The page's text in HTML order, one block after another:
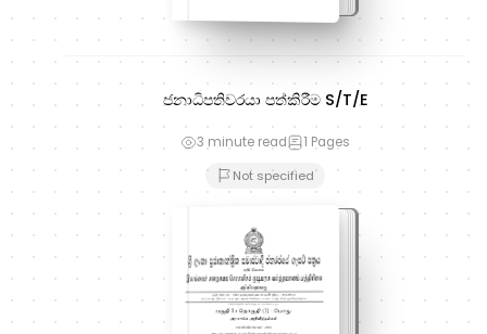
ජනාධිපතිවරයා පත්කිරීම S/T/E
3 minute read 1 Pages
Not specified